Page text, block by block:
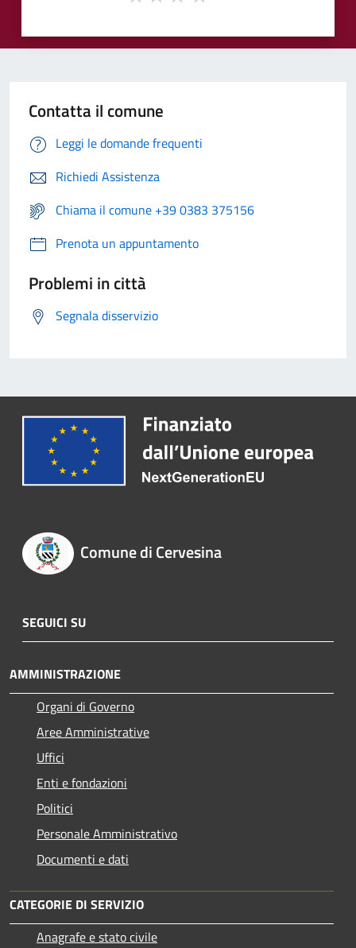
Contatta il comune
Leggi le domande frequenti
Richiedi Assistenza
Chiama il comune +39 0383 375156
Prenota un appuntamento
Problemi in città
Segnala disservizio
Comune di Cervesina
SEGUICI SU
AMMINISTRAZIONE
Organi di Governo
Aree Amministrative
Uffici
Enti e fondazioni
Politici
Personale Amministrativo
Documenti e dati
CATEGORIE DI SERVIZIO
Anagrafe e stato civile